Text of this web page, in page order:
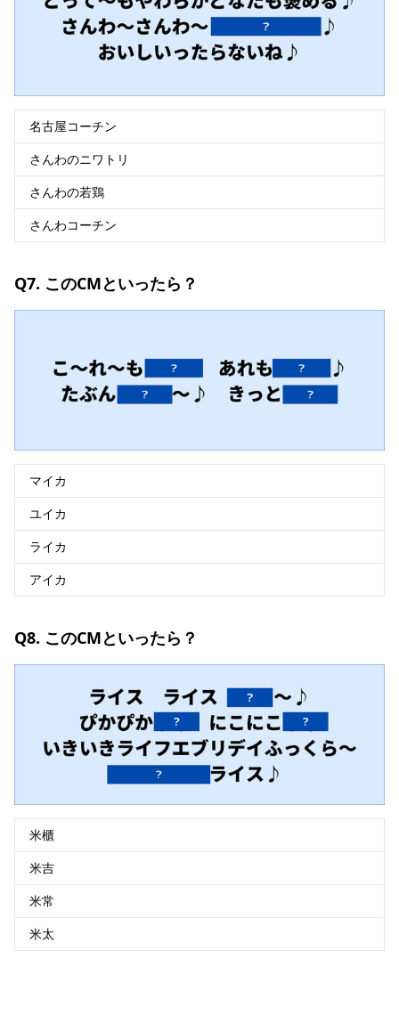
名古屋コーチン
さんわのニワトリ
さんわの若鶏
さんわコーチン
Q7. このCMといったら？
マイカ
ユイカ
ライカ
アイカ
Q8. このCMといったら？
米櫃
米吉
米常
米太